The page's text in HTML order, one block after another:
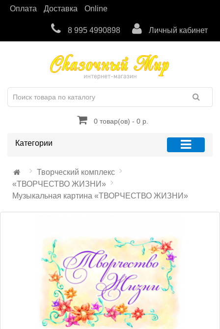
Оплата Доставка Online
8 995 4990898 Личный кабинет
0 товар(ов) - 0 р.
Категории
Творческий комплекс
«ТВОРЧЕСТВО ЖИЗНИ»
Музыкальная картина «ТВОРЧЕСТВО ЖИЗНИ»